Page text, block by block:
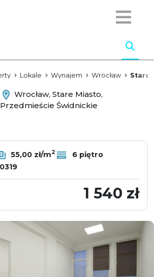
Lokale Wynajem Wrocław Stare
Wrocław, Stare Miasto,
Przedmieście Świdnickie
55,00 zł/m2
6 piętro
1 540 zł